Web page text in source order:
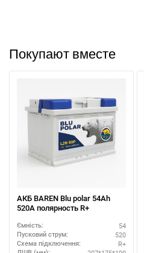
Покупают вместе
АКБ BAREN Blu polar 54Ah
520A полярность R+
Ємність: 54
Пусковий струм: 520
Схема підключення: R+